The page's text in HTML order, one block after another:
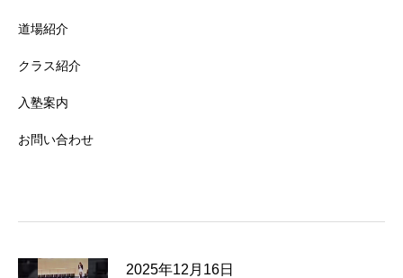
道場紹介
クラス紹介
入塾案内
お問い合わせ
2025年12月16日